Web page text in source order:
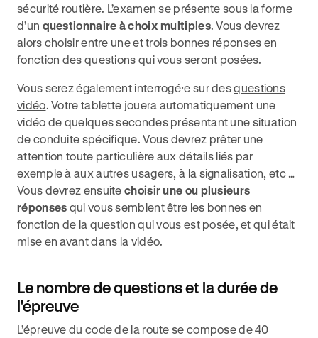
sécurité routière. L’examen se présente sous la forme
d’un questionnaire à choix multiples. Vous devrez
alors choisir entre une et trois bonnes réponses en
fonction des questions qui vous seront posées.
Vous serez également interrogé⸱e sur desquestions
vidéo. Votre tablette jouera automatiquement une
vidéo de quelques secondes présentant une situation
de conduite spécifique. Vous devrez prêter une
attention toute particulière aux détails liés par
exemple à aux autres usagers, à la signalisation, etc …
Vous devrez ensuitechoisir une ou plusieurs
réponses qui vous semblent être les bonnes en
fonction de la question qui vous est posée, et qui était
mise en avant dans la vidéo.
Le nombre de questions et la durée de
l'épreuve
L’épreuve du code de la route se compose de 40